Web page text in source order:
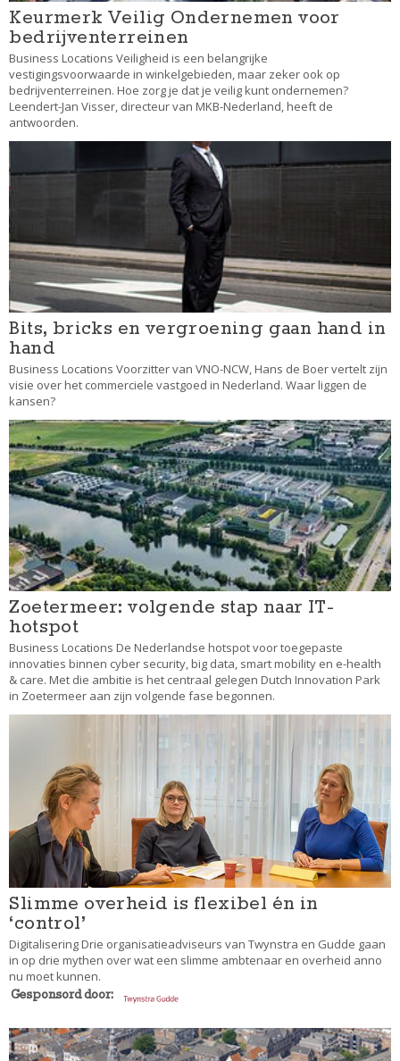
Keurmerk Veilig Ondernemen voor
bedrijventerreinen
Business Locations Veiligheid is een belangrijke
vestigingsvoorwaarde in winkelgebieden, maar zeker ook op
bedrijventerreinen. Hoe zorg je dat je veilig kunt ondernemen?
Leendert-Jan Visser, directeur van MKB-Nederland, heeft de
antwoorden.
Bits, bricks en vergroening gaan hand in
hand
Business Locations Voorzitter van VNO-NCW, Hans de Boer vertelt zijn
visie over het commerciele vastgoed in Nederland. Waar liggen de
kansen?
Zoetermeer: volgende stap naar IT-
hotspot
Business Locations De Nederlandse hotspot voor toegepaste
innovaties binnen cyber security, big data, smart mobility en e-health
& care. Met die ambitie is het centraal gelegen Dutch Innovation Park
in Zoetermeer aan zijn volgende fase begonnen.
Slimme overheid is flexibel én in
‘control’
Digitalisering Drie organisatieadviseurs van Twynstra en Gudde gaan
in op drie mythen over wat een slimme ambtenaar en overheid anno
nu moet kunnen.
Gesponsord door: